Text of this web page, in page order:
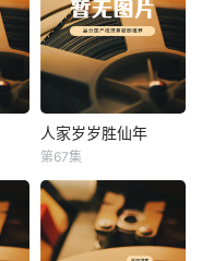
人家岁岁胜仙年
人家岁岁胜仙年
第67集